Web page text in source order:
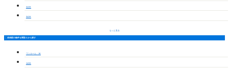
2LDK
3LDK
もっと見る
若林駅の物件を間取りから探す
ワンルーム・1K
1LDK